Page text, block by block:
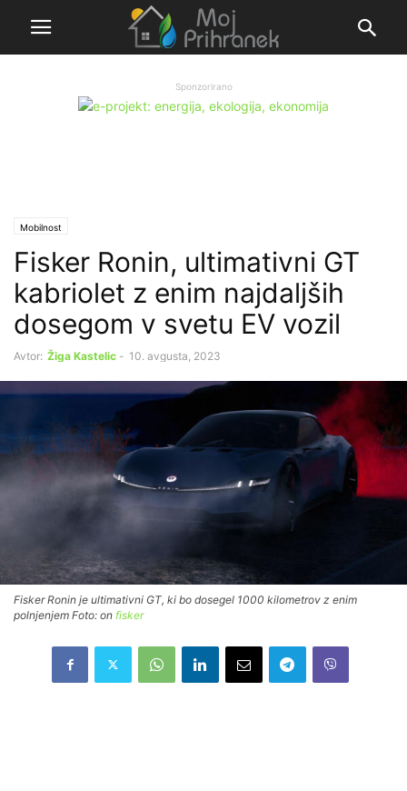
Sponzorirano
Mobilnost
Fisker Ronin, ultimativni GT
kabriolet z enim najdaljših
dosegom v svetu EV vozil
Avtor: Žiga Kastelic - 10. avgusta, 2023
Fisker Ronin je ultimativni GT, ki bo dosegel 1000 kilometrov z enim
polnjenjem Foto: on fisker